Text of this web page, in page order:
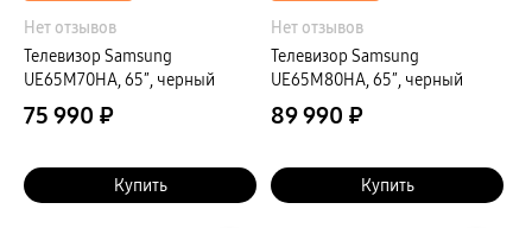
Защитные стекла
Зарядные устройства
Карты памяти и флэш-накопители
Кабели и переходники
Автомобильные держатели
Стилусы
Ремешки для часов
Аксессуары для телевизоров
Нет отзывов
Телевизор Samsung
UE65M70HA, 65″, черный
75 990 ₽
Купить
Нет отзывов
Телевизор Samsung
UE65M80HA, 65″, черный
89 990 ₽
Купить